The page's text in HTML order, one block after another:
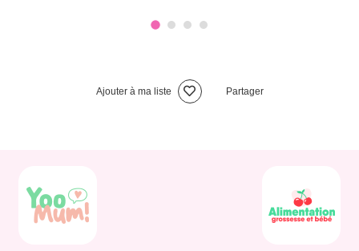
Ajouter à ma liste Partager